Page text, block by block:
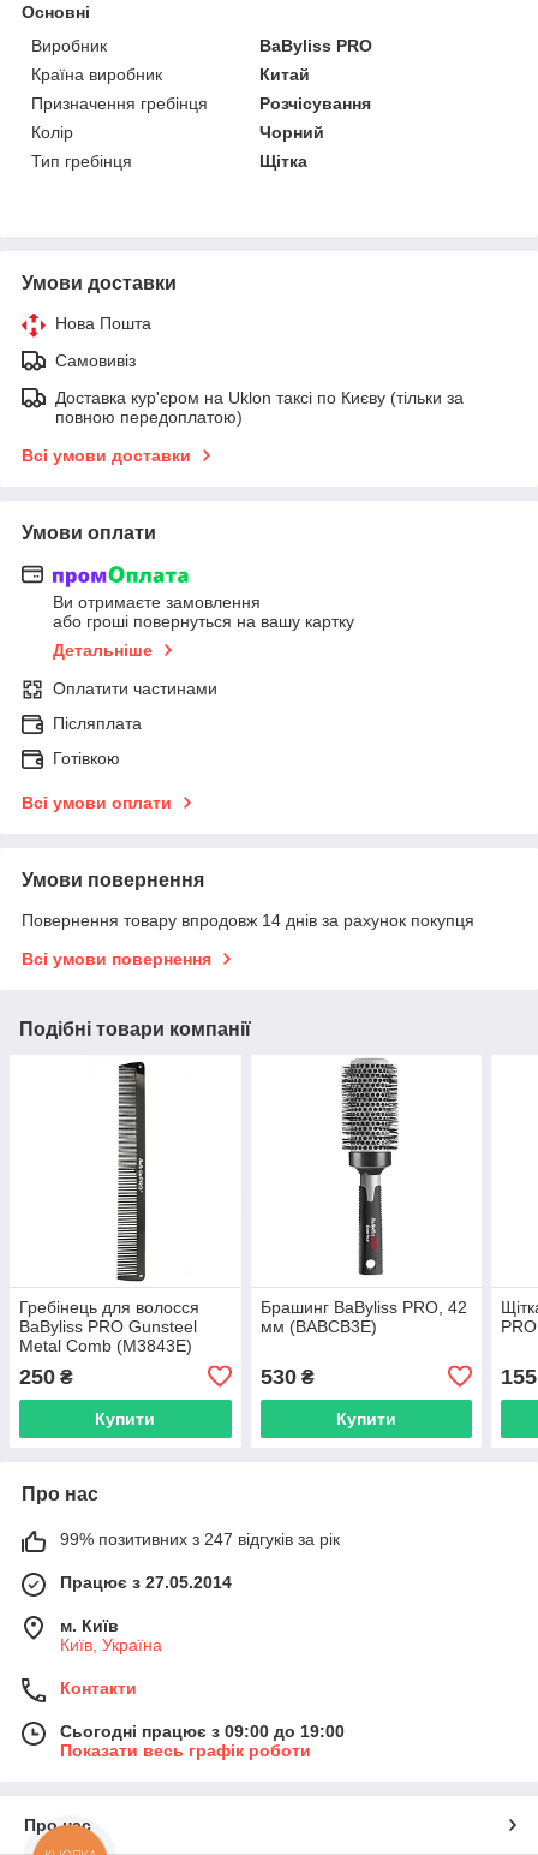
Основні
Виробник
BaByliss PRO
Країна виробник
Китай
Призначення гребінця
Розчісування
Колір
Чорний
Тип гребінця
Щітка
Умови доставки
Нова Пошта
Самовивіз
Доставка кур'єром на Uklon таксі по Києву (тільки за
повною передоплатою)
Всі умови доставки
Умови оплати
Ви отримаєте замовлення
або гроші повернуться на вашу картку
Детальніше
Оплатити частинами
Післяплата
Готівкою
Всі умови оплати
Умови повернення
Повернення товару впродовж 14 днів за рахунок покупця
Всі умови повернення
Подібні товари компанії
Гребінець для волосся
BaByliss PRO Gunsteel
Metal Comb (M3843E)
250 ₴
Купити
Брашинг BaByliss PRO, 42
мм (BABCB3E)
530₴
Купити
155
Про нас
99% позитивних з 247 відгуків за рік
Працює з 27.05.2014
м. Київ
Київ, Україна
Контакти
Сьогодні працює з 09:00 до 19:00
Показати весь графік роботи
Про нас